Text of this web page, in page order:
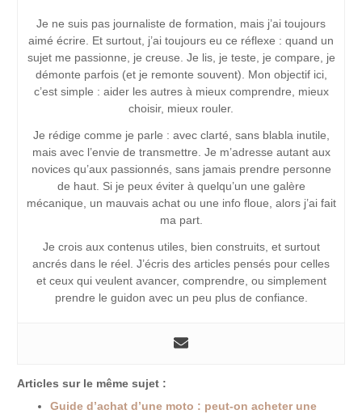
Je ne suis pas journaliste de formation, mais j’ai toujours
aimé écrire. Et surtout, j’ai toujours eu ce réflexe : quand un
sujet me passionne, je creuse. Je lis, je teste, je compare, je
démonte parfois (et je remonte souvent). Mon objectif ici,
c’est simple : aider les autres à mieux comprendre, mieux
choisir, mieux rouler.
Je rédige comme je parle : avec clarté, sans blabla inutile,
mais avec l’envie de transmettre. Je m’adresse autant aux
novices qu’aux passionnés, sans jamais prendre personne
de haut. Si je peux éviter à quelqu’un une galère
mécanique, un mauvais achat ou une info floue, alors j’ai fait
ma part.
Je crois aux contenus utiles, bien construits, et surtout
ancrés dans le réel. J’écris des articles pensés pour celles
et ceux qui veulent avancer, comprendre, ou simplement
prendre le guidon avec un peu plus de confiance.
Articles sur le même sujet :
Guide d’achat d’une moto : peut-on acheter une